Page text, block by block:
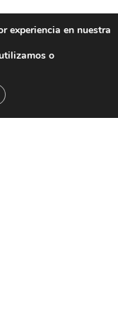
experiencia en nuestra
o